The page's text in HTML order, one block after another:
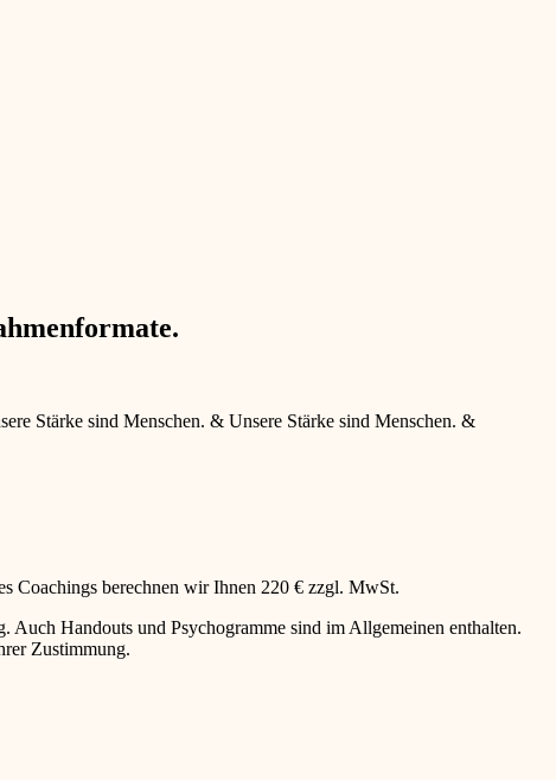
Stärke sind Menschen. & Unsere Stärke sind Menschen. &
Coachings berechnen wir Ihnen 220 € zzgl. MwSt.
Auch Handouts und Psychogramme sind im Allgemeinen enthalten.
Zustimmung.